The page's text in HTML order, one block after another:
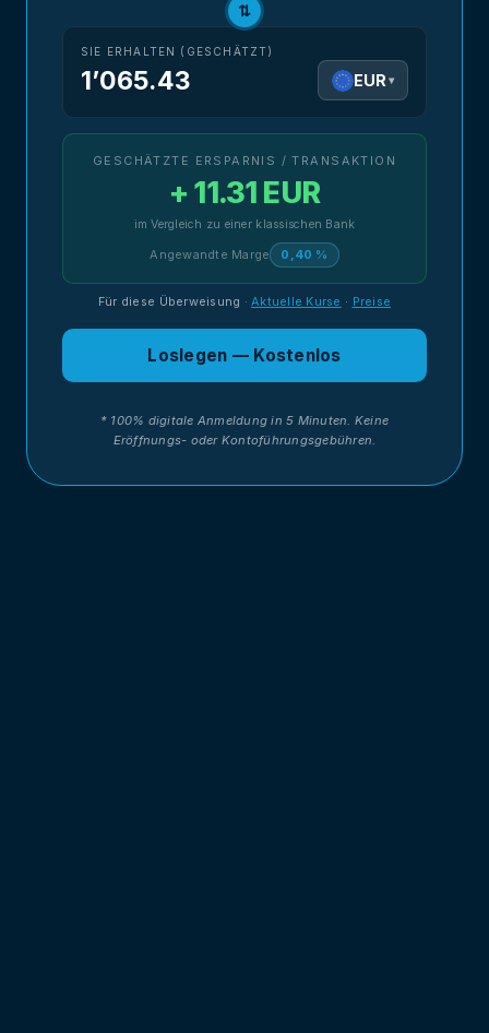
⇅
SIE ERHALTEN (GESCHÄTZT)
1’065.43 EUR ▾
GESCHÄTZTE ERSPARNIS / TRANSAKTION
+ 11.31 EUR
im Vergleich zu einer klassischen Bank
Angewandte Marge 0,40 %
Für diese Überweisung ·Aktuelle Kurse · Preise
Loslegen — Kostenlos
* 100% digitale Anmeldung in 5 Minuten. Keine
Eröffnungs- oder Kontoführungsgebühren.